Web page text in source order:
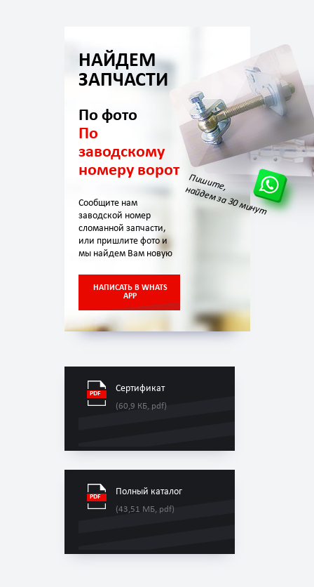
НАЙДЕМ
ЗАПЧАСТИ
По фото
По
заводскому
номеру ворот
Сообщите нам
заводской номер
сломанной запчасти,
или пришлите фото и
мы найдем Вам новую
НАПИСАТЬ В WHATS
APP
Пишите,
найдем за 30 минут
Сертификат
(60,9 КБ, pdf)
Полный каталог
(43,51 МБ, pdf)